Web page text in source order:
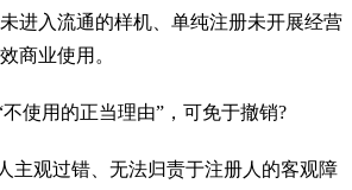
进入流通的样机、单纯注册未开展经营
商业使用。
使用的正当理由”，可免于撤销?
主观过错、无法归责于注册人的客观障